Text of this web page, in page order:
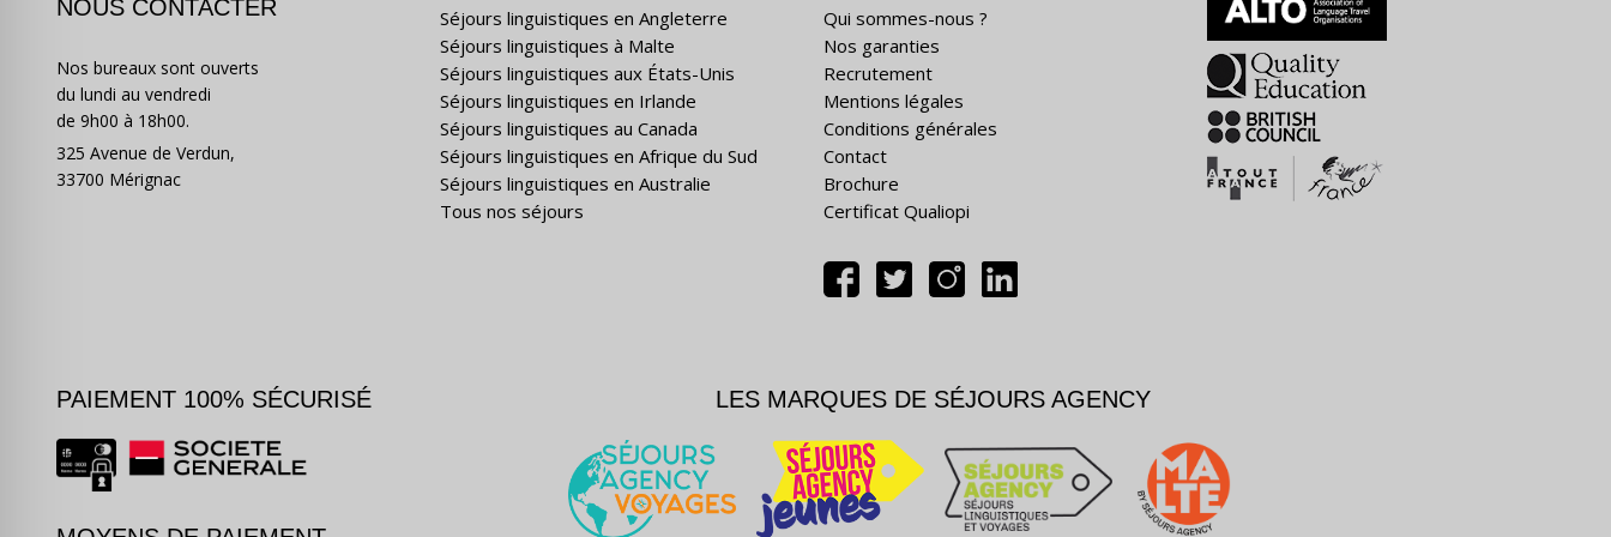
NOUS CONTACTER
Nos bureaux sont ouverts
du lundi au vendredi
de 9h00 à 18h00.
325 Avenue de Verdun,
33700 Mérignac
Séjours linguistiques en Angleterre
Séjours linguistiques à Malte
Séjours linguistiques aux États-Unis
Séjours linguistiques en Irlande
Séjours linguistiques au Canada
Séjours linguistiques en Afrique du Sud
Séjours linguistiques en Australie
Tous nos séjours
Qui sommes-nous ?
Nos garanties
Recrutement
Mentions légales
Conditions générales
Contact
Brochure
Certificat Qualiopi
PAIEMENT 100% SÉCURISÉ LES MARQUES DE SÉJOURS AGENCY